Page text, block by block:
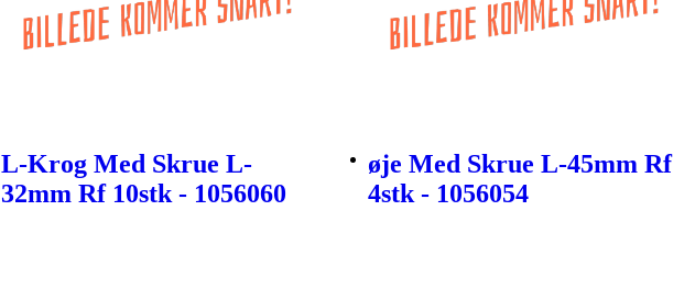
L-Krog Med Skrue L-
32mm Rf 10stk - 1056060
øje Med Skrue L-45mm Rf
4stk - 1056054